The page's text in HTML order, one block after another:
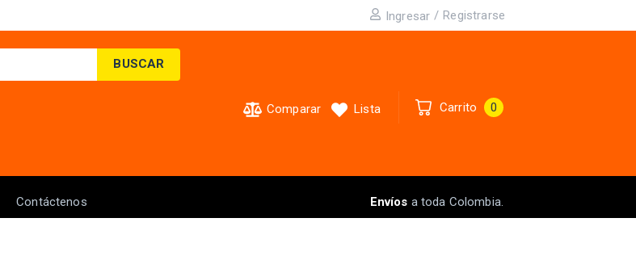
Ingresar / Registrarse
BUSCAR
Comparar Lista Carrito 0
Contáctenos Envíos a toda Colombia.